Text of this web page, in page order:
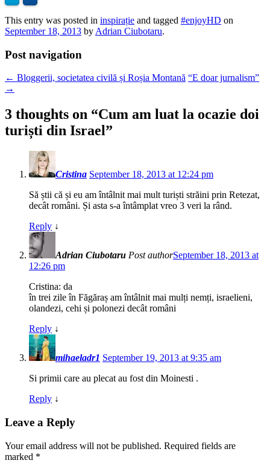
This entry was posted in inspirație and tagged #enjoyHD on
September 18, 2013 by Adrian Ciubotaru.
Post navigation
← Bloggerii, societatea civilă și Roșia Montană “E doar jurnalism”
→
3 thoughts on “Cum am luat la ocazie doi
turiști din Israel ”
Cristina September 18, 2013 at 12:24 pm
Să știi că și eu am întâlnit mai mult turiști străini prin Retezat,
decât români. Și asta s-a întâmplat vreo 3 veri la rând.
Reply ↓
Adrian Ciubotaru Post authorSeptember 18, 2013 at
12:26 pm
Cristina: da
în trei zile în Făgăraș am întâlnit mai mulți nemți, israelieni,
olandezi, cehi și polonezi decât români
Reply ↓
mihaeladr1 September 19, 2013 at 9:35 am
Si primii care au plecat au fost din Moinesti .
Reply ↓
Leave a Reply
Your email address will not be published. Required fields are
marked *